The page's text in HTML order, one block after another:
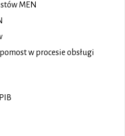
MEN
w procesie obsługi